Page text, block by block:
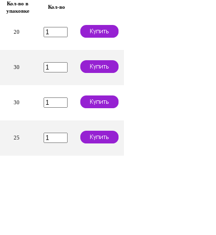
Кол-во в
упаковке
Кол-во
20
30
30
25